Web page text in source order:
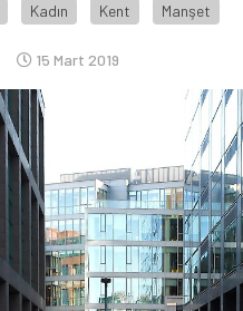
Kadın Kent Manşet
15 Mart 2019